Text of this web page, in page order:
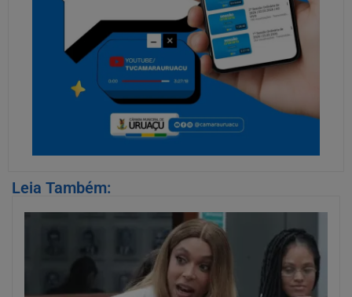
Leia Também: